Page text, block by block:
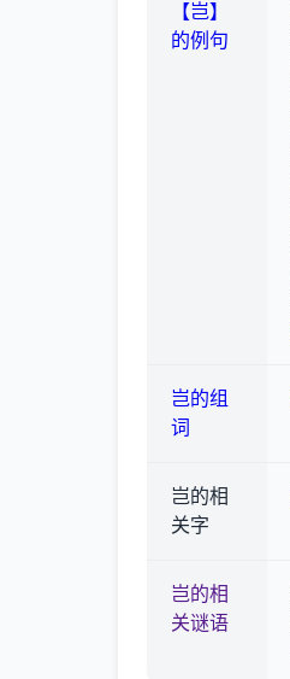
【岂】
的例句
岂的组
词
岂的相
关字
岂的相
关谜语